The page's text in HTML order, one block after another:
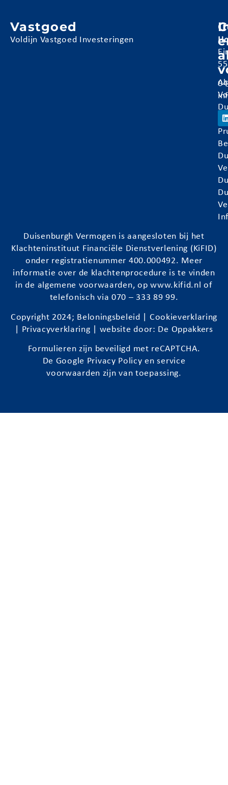
Vastgoed
Voldijn Vastgoed Investeringen
Duisenburgh Vermogen is aangesloten bij het
Klachteninstituut Financiële Dienstverlening (KiFID)
onder registratienummer 400.000492. Meer
informatie over de klachtenprocedure is te vinden
in de algemene voorwaarden, opwww.kifid.nl of
telefonisch via 070 – 333 89 99.
Copyright 2024; Beloningsbeleid
Cookieverklaring
Privacyverklaring | website door: De Oppakkers
Formulieren zijn beveiligd met reCAPTCHA.
De Google Privacy Policy enservice
voorwaarden zijn van toepassing.